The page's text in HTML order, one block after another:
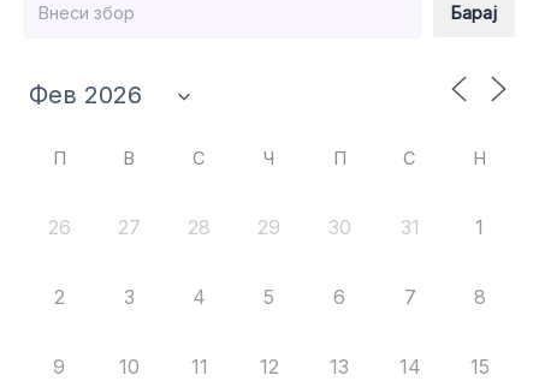
Барај
П В С Ч П С Н
26 27 28 29 30 31 1
2 3 4 5 6 7 8
9 10 11 12 13 14 15